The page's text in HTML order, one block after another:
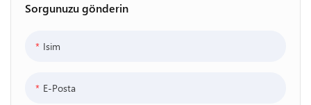
Sorgunuzu gönderin
Isim
E-Posta